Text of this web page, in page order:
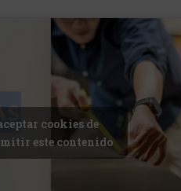
cookies de
este contenido